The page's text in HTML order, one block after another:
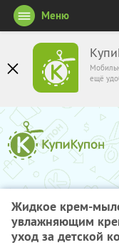
ещё
Меню
Жидкое крем-
увлажняющим
уход за детской